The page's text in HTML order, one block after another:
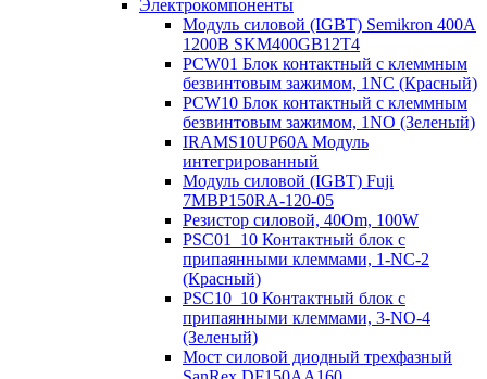
Электрокомпоненты
Модуль силовой (IGBT) Semikron 400А
1200В SKM400GB12T4
PCW01 Блок контактный с клеммным
безвинтовым зажимом, 1NC (Красный)
PCW10 Блок контактный с клеммным
безвинтовым зажимом, 1NO (Зеленый)
IRAMS10UP60A Модуль
интегрированный
Модуль силовой (IGBT) Fuji
7MBP150RA-120-05
Резистор силовой, 40Om, 100W
PSC01_10 Контактный блок с
припаянными клеммами, 1-NC-2
(Красный)
PSC10_10 Контактный блок с
припаянными клеммами, 3-NO-4
(Зеленый)
Мост силовой диодный трехфазный